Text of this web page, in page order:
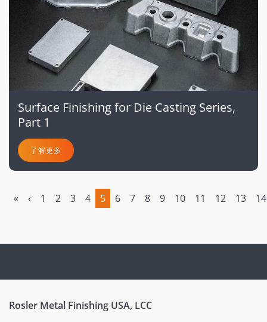
Surface Finishing for Die Casting Series,
Part 1
了解更多
« ‹ 1 2 3 4
5
6 7 8 9 10 11 12 13 14
Rosler Metal Finishing USA, LCC